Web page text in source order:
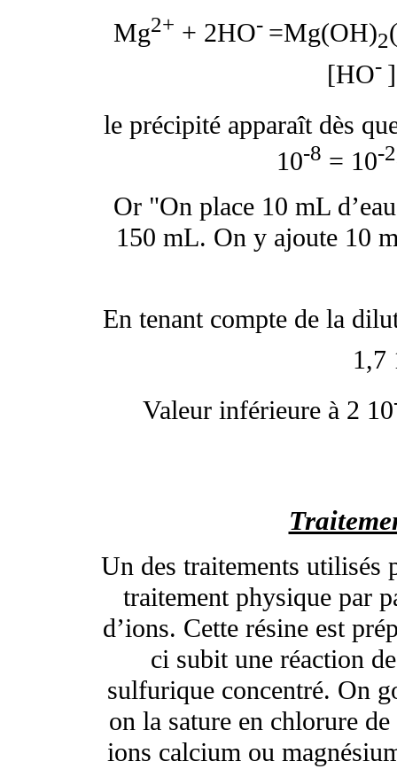
Mg2+ + 2HO- =Mg(OH)2
[HO-
le précipité apparaît dès
10-8 = 10-
Or "On place 10 mL
150 mL. On y ajoute 10
En tenant compte de la
1,7
Valeur inférieure à 2 10
Un des traitements utilisés
traitement physique par
d’ions. Cette résine est
ci subit une réaction
sulfurique concentré. On
on la sature en chlorure
ions calcium ou